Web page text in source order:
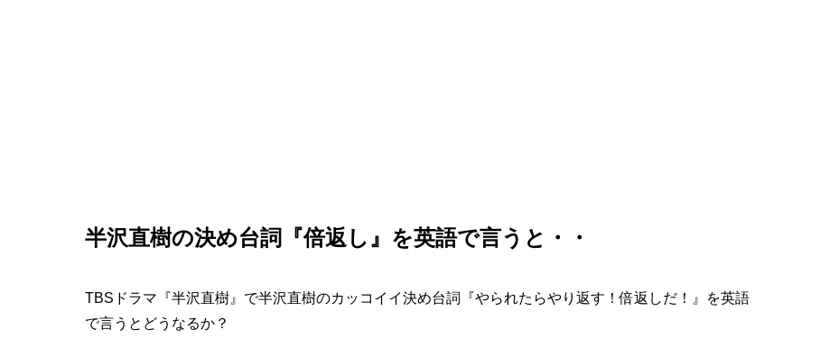
半沢直樹の決め台詞『倍返し』を英語で言うと・・
TBSドラマ『半沢直樹』で半沢直樹のカッコイイ決め台詞『やられたらやり返す！倍返しだ！』を英語
で言うとどうなるか？